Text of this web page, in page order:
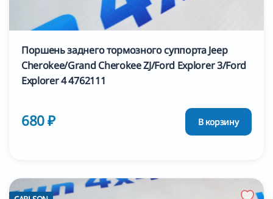
Поршень заднего тормозного суппорта Jeep
Cherokee/Grand Cherokee ZJ/Ford Explorer 3/Ford
Explorer 4 4762111
680 ₽ В корзину